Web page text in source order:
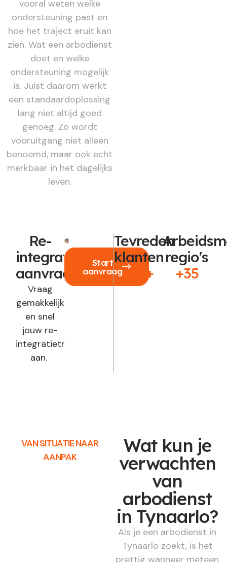
vooral weten welke
ondersteuning past en
hoe het traject eruit kan
zien. Wat een arbodienst
doet en welke
ondersteuning mogelijk
is. Juist daarom werkt
een standaardoplossing
lang niet altijd goed
genoeg. Zo wordt
vooruitgang niet alleen
benoemd, maar ook echt
merkbaar in het dagelijks
leven.
Re-
integratie
aanvragen?
Vraag
gemakkelijk
en snel
jouw re-
integratietraject
aan.
Start
aanvraag
Tevreden
klanten
250+
regio's
+35
VAN SITUATIE NAAR
AANPAK
Wat kun je
verwachten
van
arbodienst
in Tynaarlo?
Als je een arbodienst in
Tynaarlo zoekt, is het
prettig wanneer meteen